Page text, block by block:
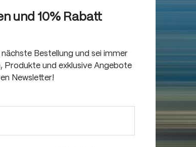
und 10% Rabatt
Bestellung und sei immer
Produkte und exklusive Angebote
Newsletter!